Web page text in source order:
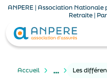
ANPERE | Association
Retraite |
Accueil ...